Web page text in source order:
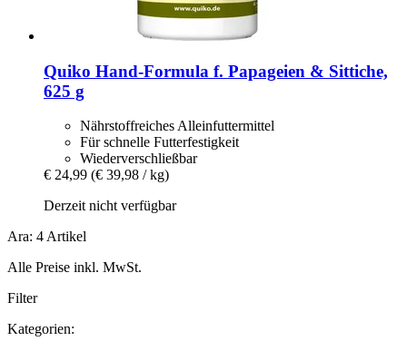
Quiko Hand-​Formula f. Papageien & Sittiche,
625 g
Nährstoffreiches Alleinfuttermittel
Für schnelle Futterfestigkeit
Wiederverschließbar
€ 24,99 (€ 39,98 / kg)
Derzeit nicht verfügbar
Ara: 4 Artikel
Alle Preise inkl. MwSt.
Filter
Kategorien: